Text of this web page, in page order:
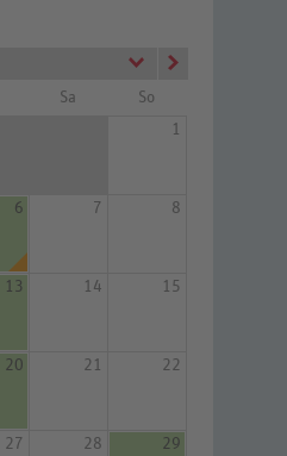
Sa
So
1
6 7 8
13 14 15
20 21 22
27 28 29